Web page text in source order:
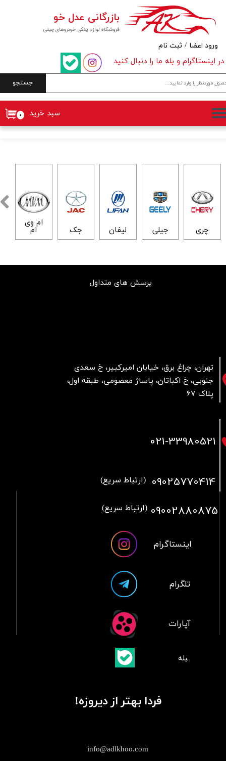
فروشگاه لوازم یدکی خودروهای چینی
بازرگانی عدل خو
جستجو
۰ سبد خرید
در اینستاگرام و بله ما را دنبال کنید
ورود اعضا / ثبت نام
حساب کاربری من
تغییر گذر واژه
سفارشات
خروج از حساب کاربری
ام وی
ام جک لیفان جیلی چری
تهران، چراغ برق، خیابان امیرکبیر، خ سعدی
جنوبی، خ اکباتان، پاساژ معصومی، طبقه اول،
پلاک 67
info@adlkhoo.com
پرسش های متداول
021-33980521
09025770414 (ارتباط سریع)
09002880875 (ارتباط سریع)
فردا بهتر از دیروزه!
آپارات
تلگرام
اینستاگرام
​بلبله​​​​​​​بله